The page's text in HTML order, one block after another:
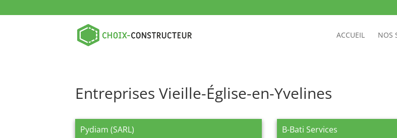
ACCUEIL NOS
Entreprises Vieille-Église-en-Yvelines
Pydiam (SARL) B-Bati Services